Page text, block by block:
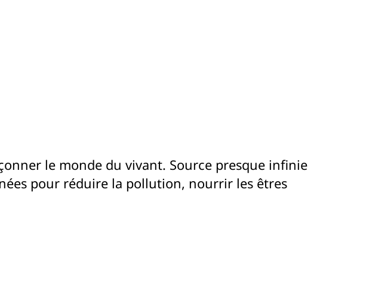
le monde du vivant. Source presque infinie
pour réduire la pollution, nourrir les êtres